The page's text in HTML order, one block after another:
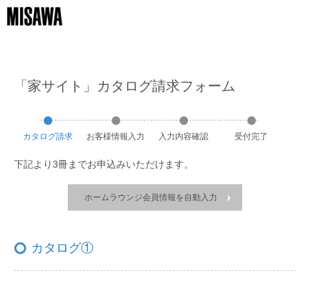
「家サイト」カタログ請求フォーム
カタログ請求 お客様情報 入力 入力内容確認 受付完了
下記より3冊までお申込みいただけます。
ホームラウンジ会員情報を自動入力
カタログ①